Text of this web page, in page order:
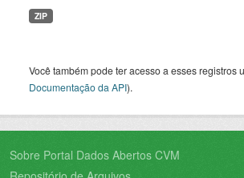
ZIP
Você também pode ter acesso a esses registros
Documentação da API).
Sobre Portal Dados Abertos CVM